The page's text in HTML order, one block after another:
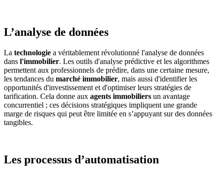
L’analyse de données
La technologie a véritablement révolutionné l'analyse de données
dans l'immobilier. Les outils d'analyse prédictive et les algorithmes
permettent aux professionnels de prédire, dans une certaine mesure,
les tendances du marché immobilier, mais aussi d'identifier les
opportunités d'investissement et d'optimiser leurs stratégies de
tarification. Cela donne aux agents immobiliers un avantage
concurrentiel ; ces décisions stratégiques impliquent une grande
marge de risques qui peut être limitée en s’appuyant sur des données
tangibles.
Les processus d’automatisation